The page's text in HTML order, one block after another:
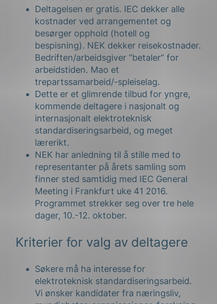
Deltagelsen er gratis. IEC dekker alle
kostnader ved arrangementet og
besørger opphold (hotell og
bespisning). NEK dekker reisekostnader.
Bedriften/arbeidsgiver “betaler” for
arbeidstiden. Mao et
trepartssamarbeid/-spleiselag.
Dette er et glimrende tilbud for yngre,
kommende deltagere i nasjonalt og
internasjonalt elektroteknisk
standardiseringsarbeid, og meget
lærerikt.
NEK har anledning til å stille med to
representanter på årets samling som
finner sted samtidig med IEC General
Meeting i Frankfurt uke 41 2016.
Programmet strekker seg over tre hele
dager, 10.-12. oktober.
Kriterier for valg av deltagere
Søkere må ha interesse for
elektroteknisk standardiseringsarbeid.
Vi ønsker kandidater fra næringsliv,